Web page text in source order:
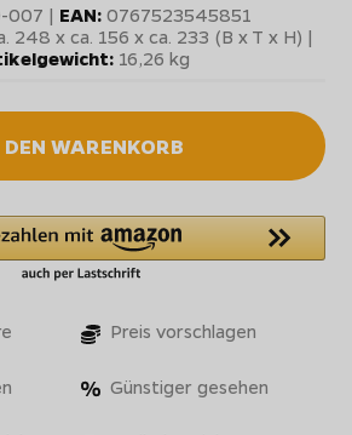
007 | EAN: 0767523545851
248 x ca. 156 x ca. 233 (B x T x H) |
16,26 kg
DEN WARENKORB
Preis vorschlagen
Günstiger gesehen